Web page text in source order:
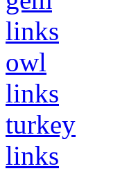
links
owl
links
turkey
links